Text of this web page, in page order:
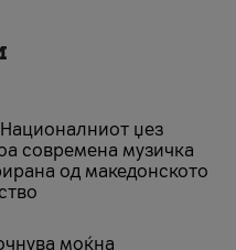
џез
современа музичка
од македонското
моќна